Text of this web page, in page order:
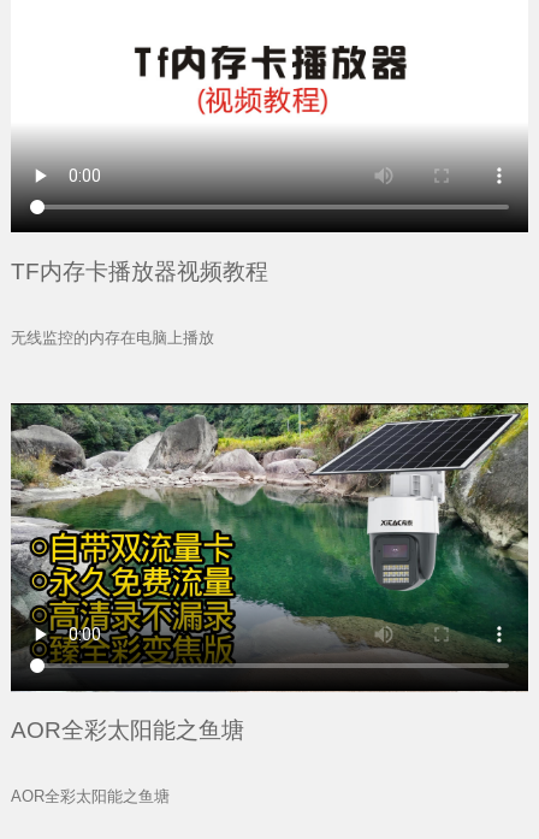
TF内存卡播放器视频教程
无线监控的内存在电脑上播放
AOR全彩太阳能之鱼塘
AOR全彩太阳能之鱼塘